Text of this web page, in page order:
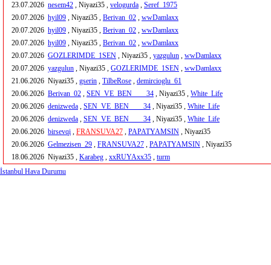
23.07.2026 nesem42 , Niyazi35 , velogurda , Seref_1975
20.07.2026 hyil09 , Niyazi35 , Berivan_02 , wwDamlaxx
20.07.2026 hyil09 , Niyazi35 , Berivan_02 , wwDamlaxx
20.07.2026 hyil09 , Niyazi35 , Berivan_02 , wwDamlaxx
20.07.2026 GOZLERIMDE_1SEN , Niyazi35 , yazgulun , wwDamlaxx
20.07.2026 yazgulun , Niyazi35 , GOZLERIMDE_1SEN , wwDamlaxx
21.06.2026 Niyazi35 , gserin , TilbeRose , demircioglu_61
20.06.2026 Berivan_02 , SEN_VE_BEN____34 , Niyazi35 , White_Life
20.06.2026 denizweda , SEN_VE_BEN____34 , Niyazi35 , White_Life
20.06.2026 denizweda , SEN_VE_BEN____34 , Niyazi35 , White_Life
20.06.2026 birsevqi , FRANSUVA27 , PAPATYAMSIN , Niyazi35
20.06.2026 Gelmezisen_29 , FRANSUVA27 , PAPATYAMSIN , Niyazi35
18.06.2026 Niyazi35 , Karabeg , xxRUYAxx35 , turm
İstanbul Hava Durumu